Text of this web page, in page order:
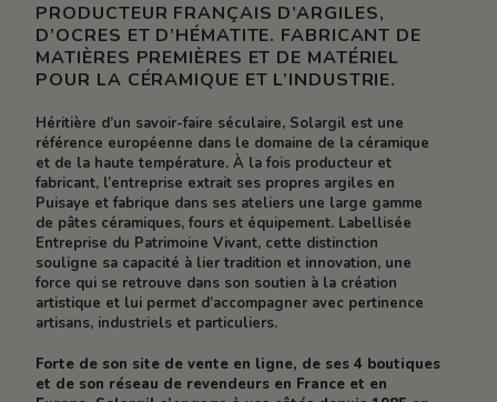
PRODUCTEUR FRANÇAIS D’ARGILES,
D’OCRES ET D’HÉMATITE. FABRICANT DE
MATIÈRES PREMIÈRES ET DE MATÉRIEL
POUR LA CÉRAMIQUE ET L’INDUSTRIE.
Héritière d’un savoir-faire séculaire, Solargil est une
référence européenne dans le domaine de la céramique
et de la haute température. À la fois producteur et
fabricant, l’entreprise extrait ses propres argiles en
Puisaye et fabrique dans ses ateliers une large gamme
de pâtes céramiques, fours et équipement. Labellisée
Entreprise du Patrimoine Vivant, cette distinction
souligne sa capacité à lier tradition et innovation, une
force qui se retrouve dans son soutien à la création
artistique et lui permet d’accompagner avec pertinence
artisans, industriels et particuliers.
Forte de son site de vente en ligne, de ses 4 boutiques
et de son réseau de revendeurs en France et en